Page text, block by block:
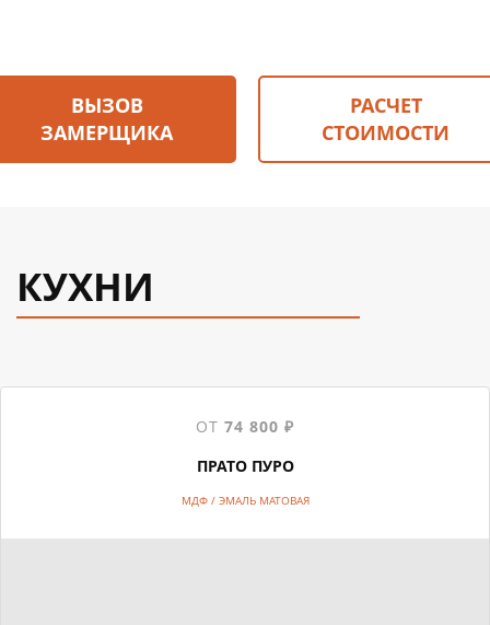
ВЫЗОВ
ЗАМЕРЩИКА
РАСЧЕТ
СТОИМОСТИ
КУХНИ
ОТ 74 800 ₽
ПРАТО ПУРО
МДФ / ЭМАЛЬ МАТОВАЯ